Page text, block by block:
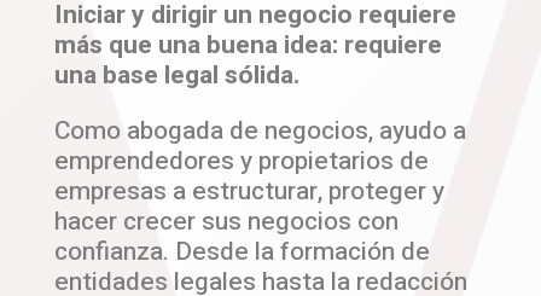
Iniciar y dirigir un negocio requiere
más que una buena idea: requiere
una base legal sólida.
Como abogada de negocios, ayudo a
emprendedores y propietarios de
empresas a estructurar, proteger y
hacer crecer sus negocios con
confianza. Desde la formación de
entidades legales hasta la redacción